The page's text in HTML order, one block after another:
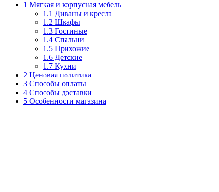
1 Мягкая и корпусная мебель
1.1 Диваны и кресла
1.2 Шкафы
1.3 Гостиные
1.4 Спальни
1.5 Прихожие
1.6 Детские
1.7 Кухни
2 Ценовая политика
3 Способы оплаты
4 Способы доставки
5 Особенности магазина